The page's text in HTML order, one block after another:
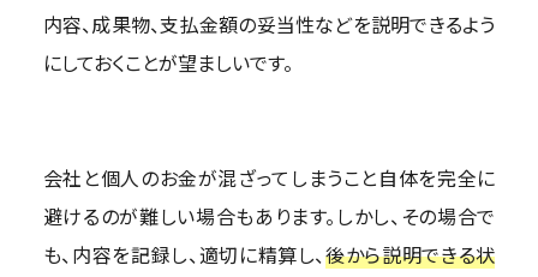
内容、成果物、支払金額の妥当性などを説明できるよう
にしておくことが望ましいです。
会社と個人のお金が混ざってしまうこと自体を完全に
避けるのが難しい場合もあります。しかし、その場合で
も、内容を記録し、適切に精算し、後から説明できる状